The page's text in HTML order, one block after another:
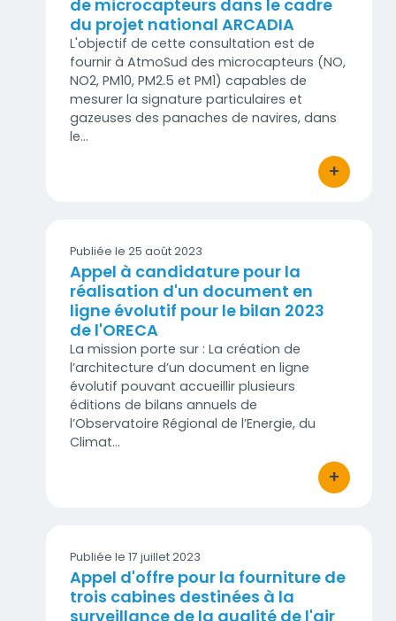
de microcapteurs dans le cadre
du projet national ARCADIA
L'objectif de cette consultation est de
fournir à AtmoSud des microcapteurs (NO,
NO2, PM10, PM2.5 et PM1) capables de
mesurer la signature particulaires et
gazeuses des panaches de navires, dans
le…
+
bouton
Publiée le 25 août 2023
Appel à candidature pour la
réalisation d'un document en
ligne évolutif pour le bilan 2023
de l'ORECA
La mission porte sur : La création de
l’architecture d’un document en ligne
évolutif pouvant accueillir plusieurs
éditions de bilans annuels de
l’Observatoire Régional de l’Energie, du
Climat…
+
bouton
Publiée le 17 juillet 2023
Appel d'offre pour la fourniture de
trois cabines destinées à la
surveillance de la qualité de l'air